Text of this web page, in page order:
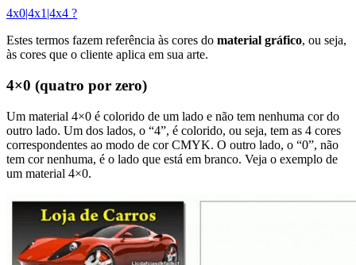
4x0|4x1|4x4 ?
Estes termos fazem referência às cores do material gráfico, ou seja,
às cores que o cliente aplica em sua arte.
4×0 (quatro por zero)
Um material 4×0 é colorido de um lado e não tem nenhuma cor do
outro lado. Um dos lados, o “4”, é colorido, ou seja, tem as 4 cores
correspondentes ao modo de cor CMYK. O outro lado, o “0”, não
tem cor nenhuma, é o lado que está em branco. Veja o exemplo de
um material 4×0.